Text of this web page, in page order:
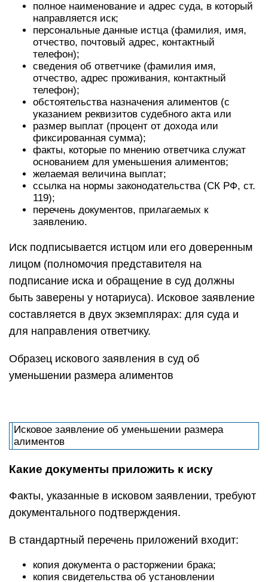
полное наименование и адрес суда, в который
направляется иск;
персональные данные истца (фамилия, имя,
отчество, почтовый адрес, контактный
телефон);
сведения об ответчике (фамилия имя,
отчество, адрес проживания, контактный
телефон);
обстоятельства назначения алиментов (с
указанием реквизитов судебного акта или
размер выплат (процент от дохода или
фиксированная сумма);
факты, которые по мнению ответчика служат
основанием для уменьшения алиментов;
желаемая величина выплат;
ссылка на нормы законодательства (СК РФ, ст.
119);
перечень документов, прилагаемых к
заявлению.
Иск подписывается истцом или его доверенным
лицом (полномочия представителя на
подписание иска и обращение в суд должны
быть заверены у нотариуса). Исковое заявление
составляется в двух экземплярах: для суда и
для направления ответчику.
Образец искового заявления в суд об
уменьшении размера алиментов
Исковое заявление об уменьшении размера
алиментов
Какие документы приложить к иску
Факты, указанные в исковом заявлении, требуют
документального подтверждения.
В стандартный перечень приложений входит:
копия документа о расторжении брака;
копия свидетельства об установлении